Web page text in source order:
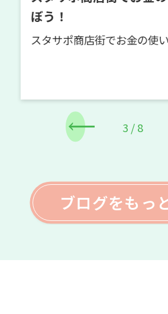
ぼう！
こんにちは、スタサ
を行っています 今
ッションプログ […]
4 /8
ブログをもっ